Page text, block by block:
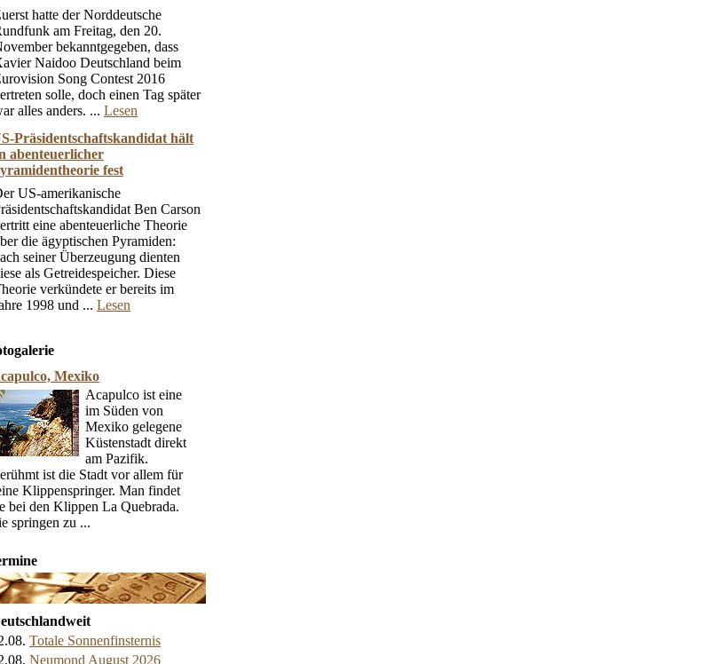
hatte der Norddeutsche
am Freitag, den 20.
bekanntgegeben, dass
Naidoo Deutschland beim
Song Contest 2016
solle, doch einen Tag später
alles anders. ... Lesen
Präsidentschaftskandidat hält
abenteuerlicher
fest
US-amerikanische
Ben Carson
eine abenteuerliche Theorie
die ägyptischen Pyramiden:
seiner Überzeugung dienten
als Getreidespeicher. Diese
verkündete er bereits im
1998 und ... Lesen
Mexiko
Acapulco ist eine
im Süden von
Mexiko gelegene
Küstenstadt direkt
am Pazifik.
ist die Stadt vor allem für
Klippenspringer. Man findet
bei den Klippen La Quebrada.
springen zu ...
Totale Sonnenfinsternis
Neumond August 2026